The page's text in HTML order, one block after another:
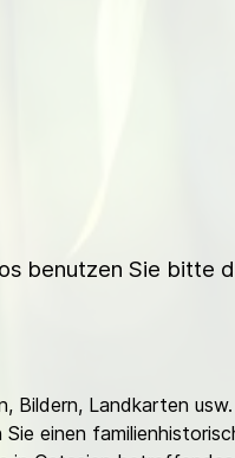
benutzen Sie bitte
Bildern, Landkarten
einen